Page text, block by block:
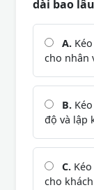
dài bao
A.
cho nhân
B.
độ và lập
C.
cho